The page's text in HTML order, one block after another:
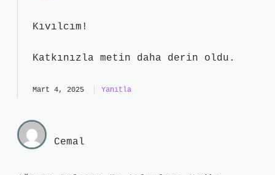
Kıvılcım!
Katkınızla metin daha derin oldu.
Mart 4, 2025 Yanıtla
Cemal